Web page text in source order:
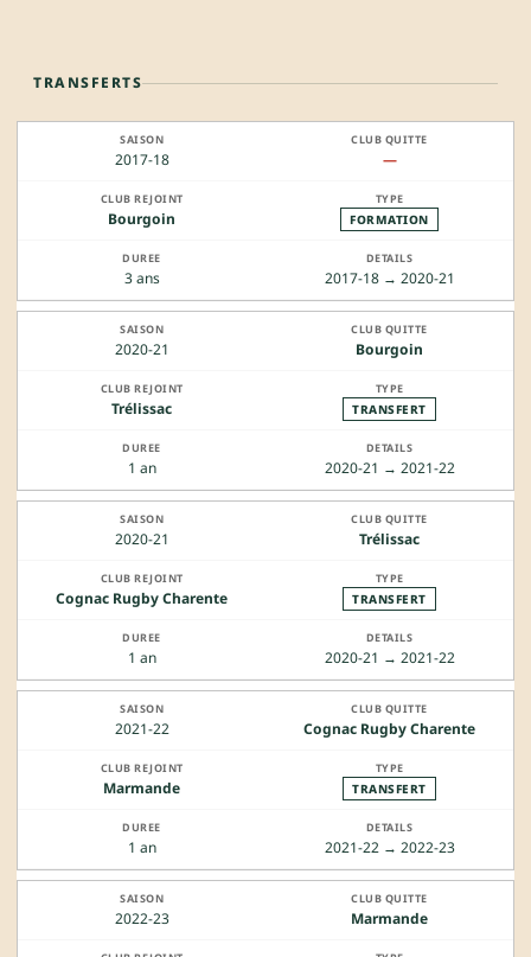
TRANSFERTS
2017-18 —
Bourgoin FORMATION
3 ans 2017-18 → 2020-21
2020-21 Bourgoin
Trélissac TRANSFERT
1 an 2020-21 → 2021-22
2020-21 Trélissac
Cognac Rugby Charente TRANSFERT
1 an 2020-21 → 2021-22
2021-22 Cognac Rugby Charente
Marmande TRANSFERT
1 an 2021-22 → 2022-23
2022-23 Marmande